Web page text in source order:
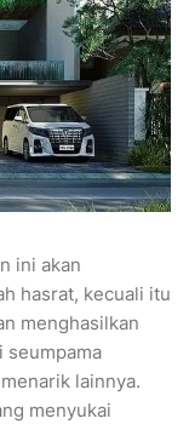
ini akan
hasrat, kecuali itu
menghasilkan
seumpama
lainnya.
menyukai